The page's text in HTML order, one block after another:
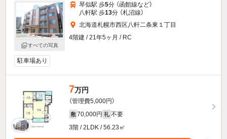
すべての写真
琴似駅 歩5分 （函館線など）
八軒駅 歩13分 （札沼線）
北海道札幌市西区八軒二条東１丁目
4階建 / 21年5ヶ月 / RC
駐車場あり
7万円
（管理費5,000円）
敷 70,000円 礼 不要
3階 / 2LDK / 56.23㎡